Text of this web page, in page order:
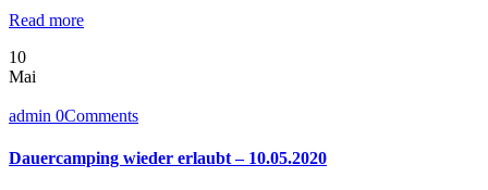
Read more
10
Mai
admin 0Comments
Dauercamping wieder erlaubt – 10.05.2020